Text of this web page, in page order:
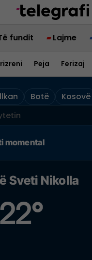
fundit Lajme
Peja Ferizaj
Botë Kosovë
momental
Sveti Nikolla
22°